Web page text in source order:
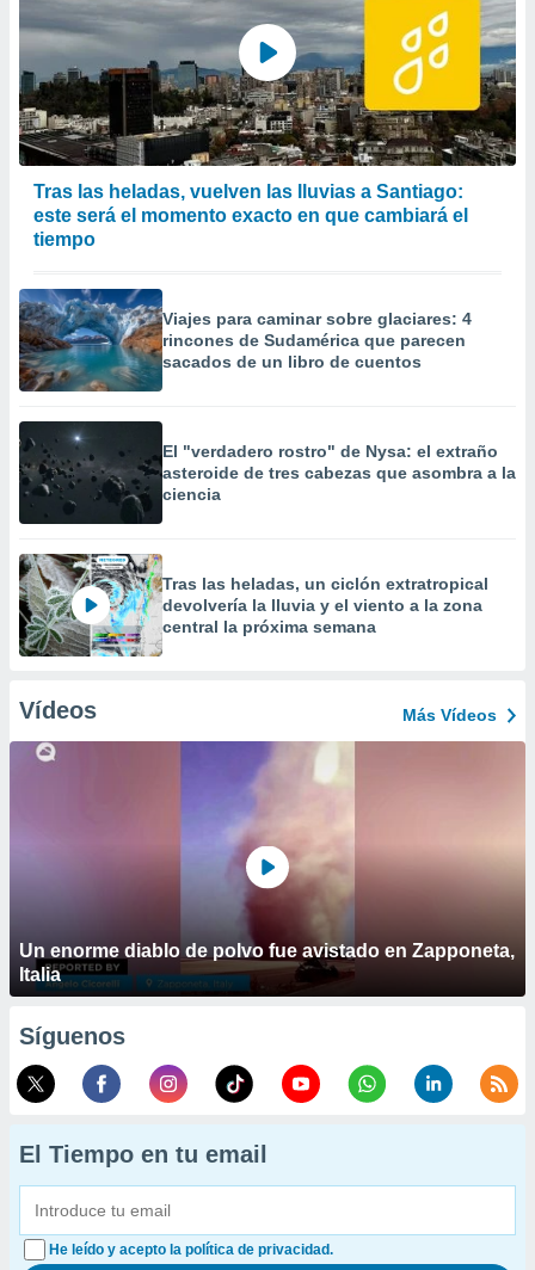
Tras las heladas, vuelven las lluvias a Santiago:
este será el momento exacto en que cambiará el
tiempo
Viajes para caminar sobre glaciares: 4
rincones de Sudamérica que parecen
sacados de un libro de cuentos
El "verdadero rostro" de Nysa: el extraño
asteroide de tres cabezas que asombra a la
ciencia
Tras las heladas, un ciclón extratropical
devolvería la lluvia y el viento a la zona
central la próxima semana
Vídeos Más Vídeos
Un enorme diablo de polvo fue avistado en Zapponeta,
Italia
Síguenos
El Tiempo en tu email
He leído y acepto la política de privacidad.